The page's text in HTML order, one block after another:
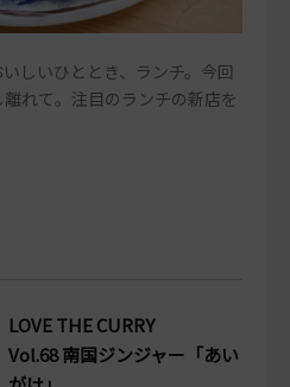
しいひととき、ランチ。今回
れて。注目のランチの新店を
LOVE THE CURRY
Vol.68 南国ジンジャー「あい